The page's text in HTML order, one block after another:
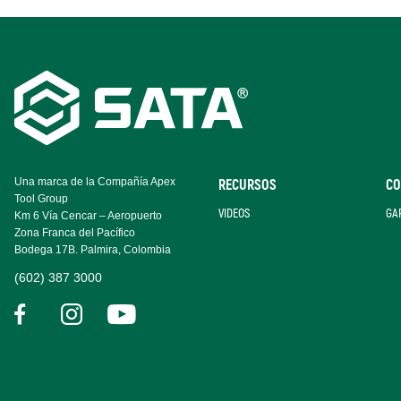
Footer
Navigation
Una marca de la Compañía Apex
Tool Group
Km 6 Vía Cencar – Aeropuerto
Zona Franca del Pacífico
Bodega 17B. Palmira, Colombia
(602) 387 3000
RECURSOS
VIDEOS